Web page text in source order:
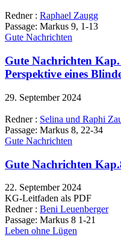
Redner : Raphael Zaugg
Passage: Markus 9, 1-13
Gute Nachrichten
Gute Nachrichten
Perspektive eines
29. September 2024
Redner : Selina und Raphi
Passage: Markus 8, 22-34
Gute Nachrichten
Gute Nachrichten
22. September 2024
KG-Leitfaden als PDF
Redner : Beni Leuenberger
Passage: Markus 8 1-21
Leben ohne Lügen